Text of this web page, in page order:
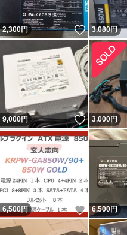
2,300円 いいね！
3,080円
9,000円 いいね！
3,000円
6,500 円 いいね！
6,500円